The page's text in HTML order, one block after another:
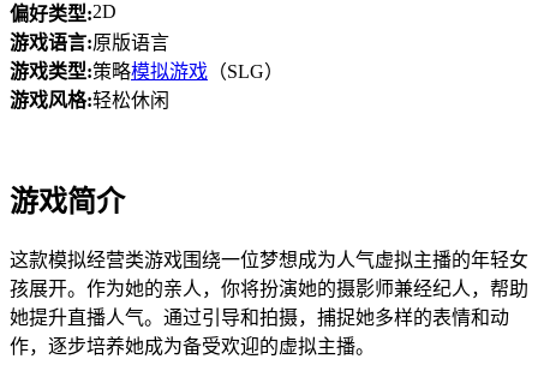
偏好类型:2D
游戏语言:原版语言
游戏类型:策略模拟游戏 （SLG）
游戏风格:轻松休闲
游戏简介
这款模拟经营类游戏围绕一位梦想成为人气虚拟主播的年轻女
孩展开。作为她的亲人，你将扮演她的摄影师兼经纪人，帮助
她提升直播人气。通过引导和拍摄，捕捉她多样的表情和动
作，逐步培养她成为备受欢迎的虚拟主播。